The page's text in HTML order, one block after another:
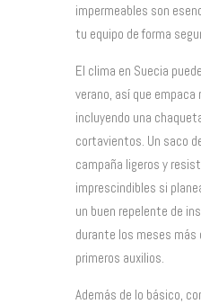
impermeables son
tu equipo de forma
El clima en Suecia
verano, así que empaca
incluyendo una
cortavientos. Un saco
campaña ligeros y
imprescindibles si
un buen repelente de
durante los meses más
primeros auxilios.
Además de lo básico,